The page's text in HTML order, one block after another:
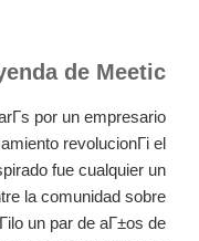
de Meetic
por un empresario
revolucionГі el
fue cualquier un
la comunidad sobre
un par de aГ±os de